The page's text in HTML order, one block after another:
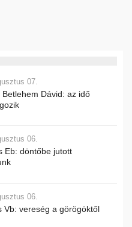
07.
Betlehem Dávid: az idő
06.
Eb: döntőbe jutott
06.
Vb: vereség a görögöktől